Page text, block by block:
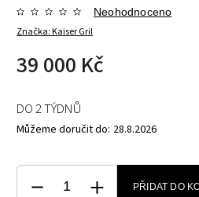
Značka:Kaiser Gril
Neohodnoceno
39 000 Kč
DO 2 TÝDNŮ
Můžeme doručit do: 28.8.2026
PŘIDAT DO